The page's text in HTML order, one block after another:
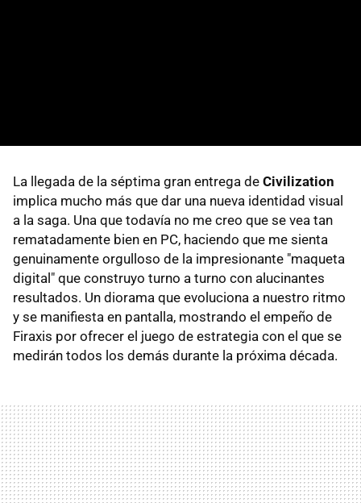
La llegada de la séptima gran entrega de Civilization
implica mucho más que dar una nueva identidad visual
a la saga. Una que todavía no me creo que se vea tan
rematadamente bien en PC, haciendo que me sienta
genuinamente orgulloso de la impresionante "maqueta
digital" que construyo turno a turno con alucinantes
resultados. Un diorama que evoluciona a nuestro ritmo
y se manifiesta en pantalla, mostrando el empeño de
Firaxis por ofrecer el juego de estrategia con el que se
medirán todos los demás durante la próxima década.